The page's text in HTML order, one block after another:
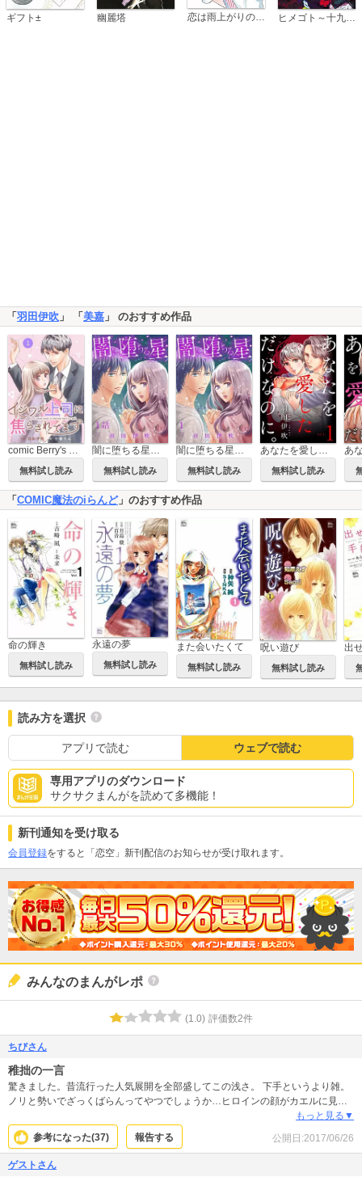
ギフト± 幽麗塔 恋は雨上がりのように
「 羽田伊吹 」 「 美嘉 」 のおすすめ作品
comic Berry's イジワル上司に焦らされてます
無料試し読み 無料試し読み 無料試し読み
あなたを愛しただけなのに。
無料試し読み
「 COMIC魔法のiらんど」のおすすめ作品
命の輝き
無料試し読み
永遠の夢
無料試し読み
また会いたくて
無料試し読み
呪い遊び
無料試し読み
出
読み方を選択
アプリで読む ウェブで読む
専用アプリのダウンロード
サクサクまんがを読めて多機能！
新刊通知を受け取る
会員登録をすると「恋空」新刊配信のお知らせが受け取れます。
みんなのまんがレポ
(1.0) 評価数2件
ちびさん
稚拙の一言
驚きました。昔流行った人気展開を全部盛してこの浅さ。 下手というより雑。
ノリと勢いでざっくばらんってやつでしょうか…ヒロインの顔がカエルに見え
は、過去を思い出して黒歴史掘り返してしまう危険な本ですヨ！
もっと見る▼
参考になった(37) 報告する 公開日:2017/06/26
ゲストさん